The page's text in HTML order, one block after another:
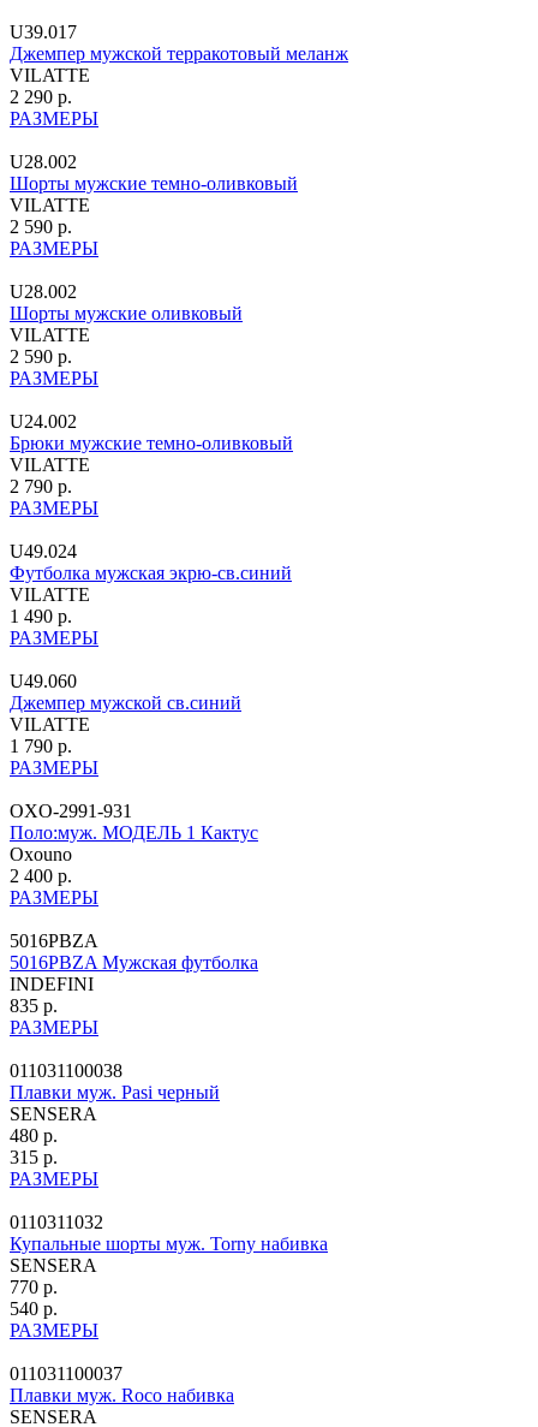
U39.017
Джемпер мужской терракотовый меланж
VILATTE
2 290 р.
РАЗМЕРЫ
U28.002
Шорты мужские темно-оливковый
VILATTE
2 590 р.
РАЗМЕРЫ
U28.002
Шорты мужские оливковый
VILATTE
2 590 р.
РАЗМЕРЫ
U24.002
Брюки мужские темно-оливковый
VILATTE
2 790 р.
РАЗМЕРЫ
U49.024
Футболка мужская экрю-св.синий
VILATTE
1 490 р.
РАЗМЕРЫ
U49.060
Джемпер мужской св.синий
VILATTE
1 790 р.
РАЗМЕРЫ
OXO-2991-931
Поло:муж. МОДЕЛЬ 1 Кактус
Oxouno
2 400 р.
РАЗМЕРЫ
5016PBZA
5016PBZA Мужская футболка
INDEFINI
835 р.
РАЗМЕРЫ
011031100038
Плавки муж. Pasi черный
SENSERA
480 р.
315 р.
РАЗМЕРЫ
0110311032
Купальные шорты муж. Torny набивка
SENSERA
770 р.
540 р.
РАЗМЕРЫ
011031100037
Плавки муж. Roco набивка
SENSERA